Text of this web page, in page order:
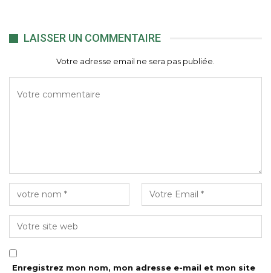
LAISSER UN COMMENTAIRE
Votre adresse email ne sera pas publiée.
Enregistrez mon nom, mon adresse e-mail et mon site